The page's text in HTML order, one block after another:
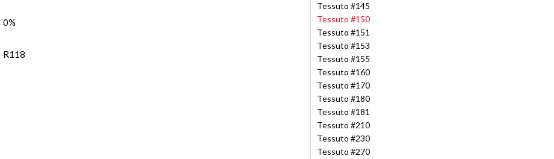
0%
R118
Tessuto #145
Tessuto #150
Tessuto #151
Tessuto #153
Tessuto #155
Tessuto #160
Tessuto #170
Tessuto #180
Tessuto #181
Tessuto #210
Tessuto #230
Tessuto #270